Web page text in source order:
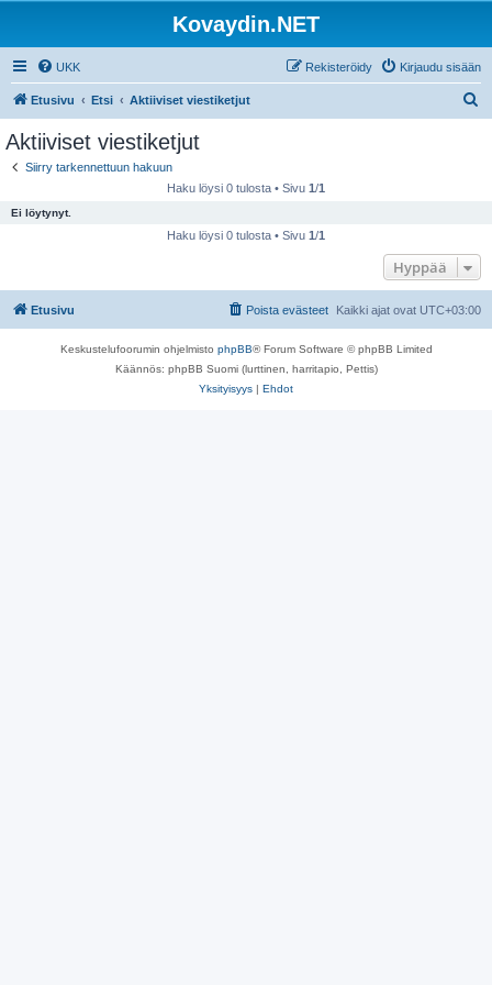
Kovaydin.NET
UKK Kirjaudu sisään
Rekisteröidy
Etusivu Etsi Aktiiviset viestiketjut
Aktiiviset viestiketjut
Siirry tarkennettuun hakuun
Haku löysi 0 tulosta • Sivu 1/1
Ei löytynyt.
Haku löysi 0 tulosta • Sivu 1/1
Hyppää
Etusivu Kaikki ajat ovat UTC+03:00
Poista evästeet
Keskustelufoorumin ohjelmisto phpBB® Forum Software © phpBB Limited
Käännös: phpBB Suomi (lurttinen, harritapio, Pettis)
Yksityisyys | Ehdot